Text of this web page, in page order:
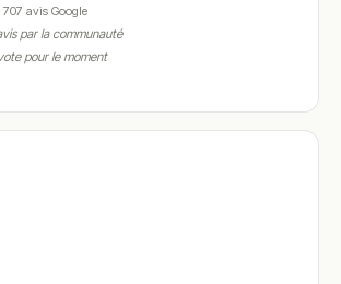
707 avis Google
par la communauté
pour le moment